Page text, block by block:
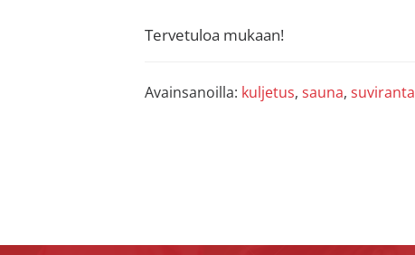
Tervetuloa mukaan!
Avainsanoilla: kuljetus, sauna, suviranta